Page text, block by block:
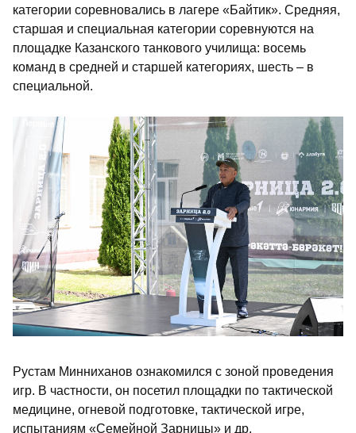
категории соревновались в лагере «Байтик». Средняя,
старшая и специальная категории соревнуются на
площадке Казанского танкового училища: восемь
команд в средней и старшей категориях, шесть – в
специальной.
Рустам Минниханов ознакомился с зоной проведения
игр. В частности, он посетил площадки по тактической
медицине, огневой подготовке, тактической игре,
испытаниям «Семейной Зарницы» и др.